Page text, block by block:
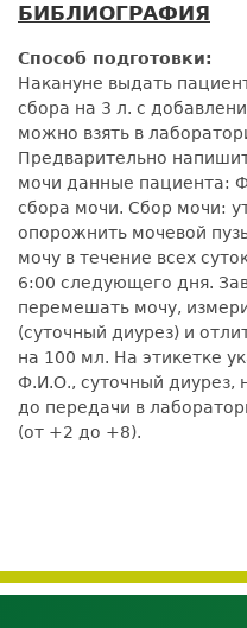
БИБЛИОГРАФИЯ
Способ подготовки:
Накануне выдать
сбора на 3 л. с
можно взять в
Предварительно
мочи данные пациента:
сбора мочи. Сбор мочи:
опорожнить мочевой
мочу в течение всех
6:00 следующего дня.
перемешать мочу,
(суточный диурез) и
на 100 мл. На этикетке
Ф.И.О., суточный диурез,
до передачи в
(от +2 до +8).